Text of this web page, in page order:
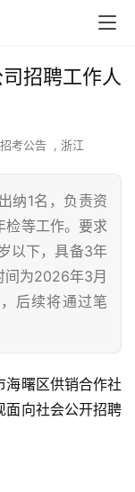
招聘工作人
招考公告 , 浙江
纳1名，负责资
检等工作。要求
以下，具备3年
间为2026年3月
后续将通过笔
海曙区供销合作社
面向社会公开招聘